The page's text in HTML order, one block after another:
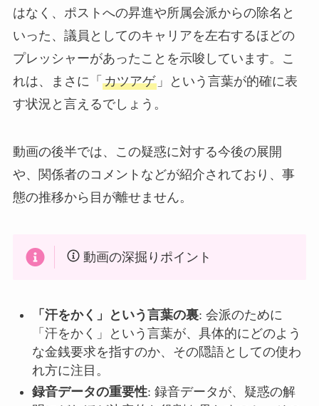
はなく、ポストへの昇進や所属会派からの除名と
いった、議員としてのキャリアを左右するほどの
プレッシャーがあったことを示唆しています。こ
れは、まさに「 カツアゲ」という言葉が的確に表
す状況と言えるでしょう。
動画の後半では、この疑惑に対する今後の展開
や、関係者のコメントなどが紹介されており、事
態の推移から目が離せません。
動画の深掘りポイント
「汗をかく」という言葉の裏: 会派のために
「汗をかく」という言葉が、具体的にどのよう
な金銭要求を指すのか、その隠語としての使わ
れ方に注目。
録音データの重要性: 録音データが、疑惑の解